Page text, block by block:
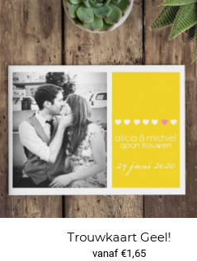
Trouwkaart Geel!
vanaf €1,65